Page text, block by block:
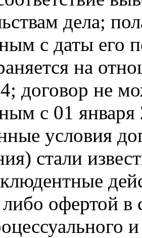
дела;
с даты его
на
договор не
с 01 января
условия
стали
либо офертой